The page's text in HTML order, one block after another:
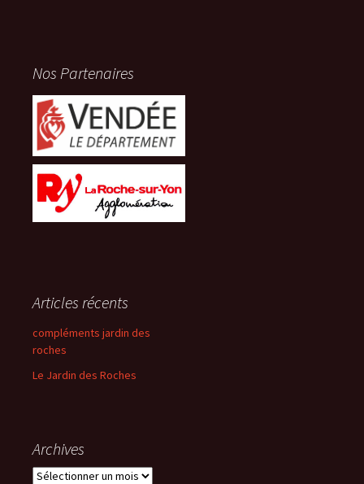
Nos Partenaires
Articles récents
compléments jardin des
roches
Le Jardin des Roches
Archives
Archives